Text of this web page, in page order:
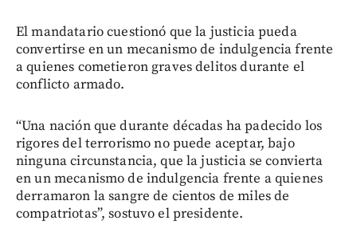
El mandatario cuestionó que la justicia pueda
convertirse en un mecanismo de indulgencia frente
a quienes cometieron graves delitos durante el
conflicto armado.
“Una nación que durante décadas ha padecido los
rigores del terrorismo no puede aceptar, bajo
ninguna circunstancia, que la justicia se convierta
en un mecanismo de indulgencia frente a quienes
derramaron la sangre de cientos de miles de
compatriotas”, sostuvo el presidente.